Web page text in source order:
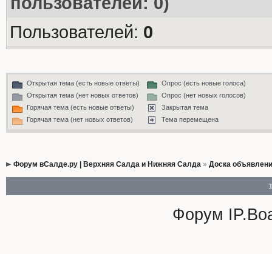
Пользователей: 0
Открытая тема (есть новые ответы)
Открытая тема (нет новых ответов)
Горячая тема (есть новые ответы)
Горячая тема (нет новых ответов)
Опрос (есть новые голоса)
Опрос (нет новых голосов)
Закрытая тема
Тема перемещена
Форум вСалде.ру | Верхняя Салда и Нижняя Салда» Доска
Форум